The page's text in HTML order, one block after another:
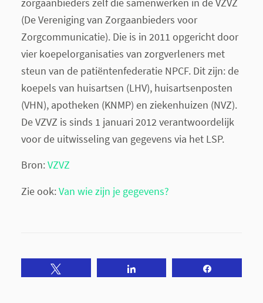
(De Vereniging van Zorgaanbieders voor
Zorgcommunicatie). Die is in 2011 opgericht door
vier koepelorganisaties van zorgverleners met
steun van de patiëntenfederatie NPCF. Dit zijn: de
koepels van huisartsen (LHV), huisartsenposten
(VHN), apotheken (KNMP) en ziekenhuizen (NVZ).
De VZVZ is sinds 1 januari 2012 verantwoordelijk
voor de uitwisseling van gegevens via het LSP.
Bron:VZVZ
Zie ook:Van wie zijn je gegevens?